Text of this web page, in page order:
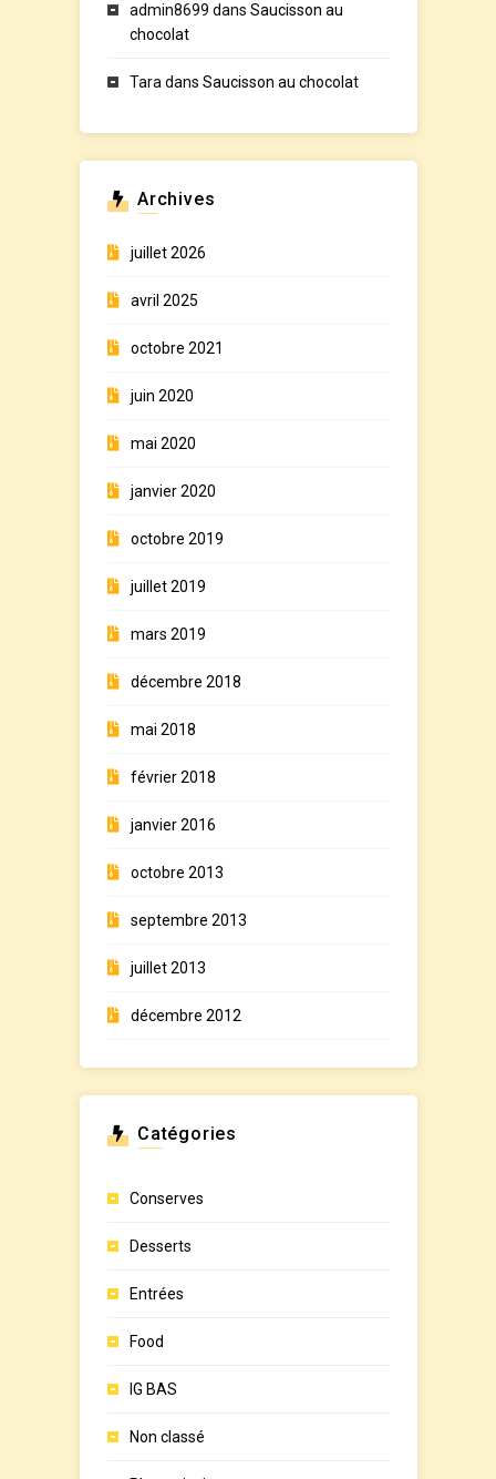
admin8699 dans Saucisson au
chocolat
Taradans Saucisson au chocolat
Archives
juillet 2026
avril 2025
octobre 2021
juin 2020
mai 2020
janvier 2020
octobre 2019
juillet 2019
mars 2019
décembre 2018
mai 2018
février 2018
janvier 2016
octobre 2013
septembre 2013
juillet 2013
décembre 2012
Catégories
Conserves
Desserts
Entrées
Food
IG BAS
Non classé